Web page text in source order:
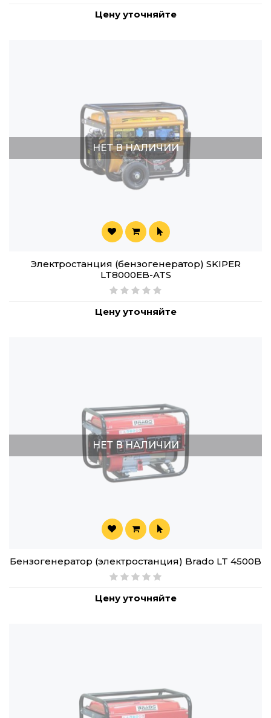
Цену уточняйте
НЕТ В НАЛИЧИИ
Электростанция (бензогенератор) SKIPER
LT8000EB-ATS
Цену уточняйте
НЕТ В НАЛИЧИИ
Бензогенератор (электростанция) Brado LT 4500B
Цену уточняйте